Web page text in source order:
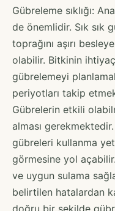
Gübreleme sıklığı:
de önemlidir. Sık sık
toprağını aşırı
olabilir. Bitkinin
gübrelemeyi
periyotları takip
Gübrelerin etkili
alması
gübreleri kullanma
görmesine yol
ve uygun sulama
belirtilen hatalardan
doğru bir şekilde